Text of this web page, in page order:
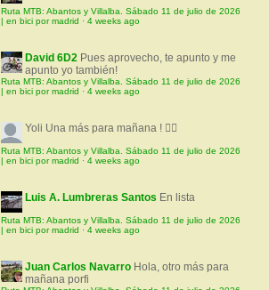
Ruta MTB: Abantos y Villalba. Sábado 11 de julio de 2026
| en bici por madrid · 4 weeks ago
David 6D2 Pues aprovecho, te apunto y me
apunto yo también!
Ruta MTB: Abantos y Villalba. Sábado 11 de julio de 2026
| en bici por madrid · 4 weeks ago
Yoli Una más para mañana ! 🚵‍♀️
Ruta MTB: Abantos y Villalba. Sábado 11 de julio de 2026
| en bici por madrid · 4 weeks ago
Luis A. Lumbreras Santos En lista
Ruta MTB: Abantos y Villalba. Sábado 11 de julio de 2026
| en bici por madrid · 4 weeks ago
Juan Carlos Navarro Hola, otro más para
mañana porfi